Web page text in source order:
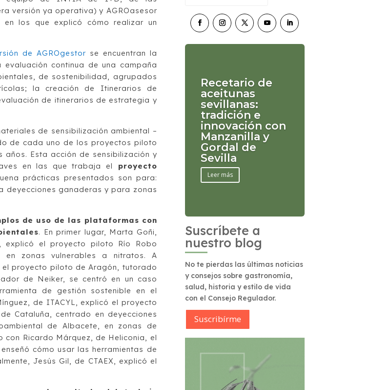
versión ya operativa) y AGROasesor
los que explicó cómo realizar un
de AGROgestor se encuentran la
continua de una campaña
de sostenibilidad, agrupados
la creación de Itinerarios de
de itinerarios de estrategia y
de sensibilización ambiental –
de cada uno de los proyectos piloto
Esta acción de sensibilización y
en las que trabaja el
proyecto
prácticas presentados son para:
deyecciones ganaderas y para zonas
de uso de las plataformas con
. En primer lugar, Marta Goñi,
el proyecto piloto Río Robo
zonas vulnerables a nitratos. A
el proyecto piloto de Aragón, tutorado
de Neiker, se centró en un caso
de gestión sostenible en el
de ITACYL, explicó el proyecto
Cataluña, centrado en deyecciones
de Albacete, en zonas de
Ricardo Márquez, de Heliconia, el
cómo usar las herramientas de
Jesús Gil, de CTAEX, explicó el
Recetario de
aceitunas
sevillanas:
tradición e
innovación con
Manzanilla y
Gordal de
Sevilla
Leer más
Suscríbete a
nuestro blog
No te pierdas las últimas noticias
y consejos sobre gastronomía,
salud, historia y estilo de vida
con el Consejo Regulador.
Suscribírme